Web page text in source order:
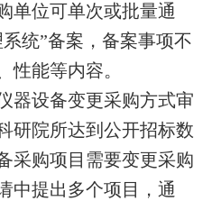
单位可单次或批量通
统”备案，备案事项不
性能等内容。
设备变更采购方式审
研院所达到公开招标数
采购项目需要变更采购
中提出多个项目，通